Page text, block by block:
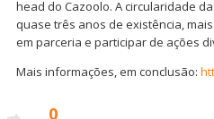
head do Cazoolo. A circularidade
quase três anos de existência,
em parceria e participar de ações
Mais informações, em conclusão:
0